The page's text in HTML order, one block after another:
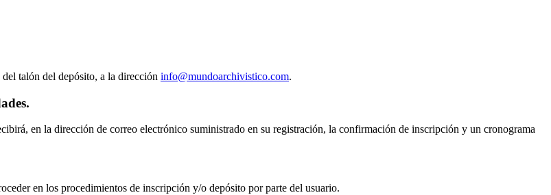
talón del depósito, a la dirección info@mundoarchivistico.com.
en la dirección de correo electrónico suministrado en su registración, la confirmación de inscripción y un cronograma
en los procedimientos de inscripción y/o depósito por parte del usuario.